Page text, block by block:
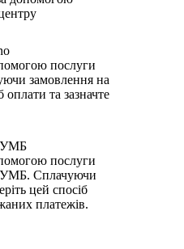
послуги
замовлення на
оплати та зазначте
послуги
Сплачуючи
цей спосіб
платежів.